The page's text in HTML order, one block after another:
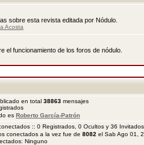
sobre esta revista editada por Nódulo.
Acosta
el funcionamiento de los foros de nódulo.
en total 38863 mensajes
es Roberto García-Patrón
:: 0 Registrados, 0 Ocultos y 36
conectados a la vez fue de 8082 el Sab Ago 01,
Ninguno